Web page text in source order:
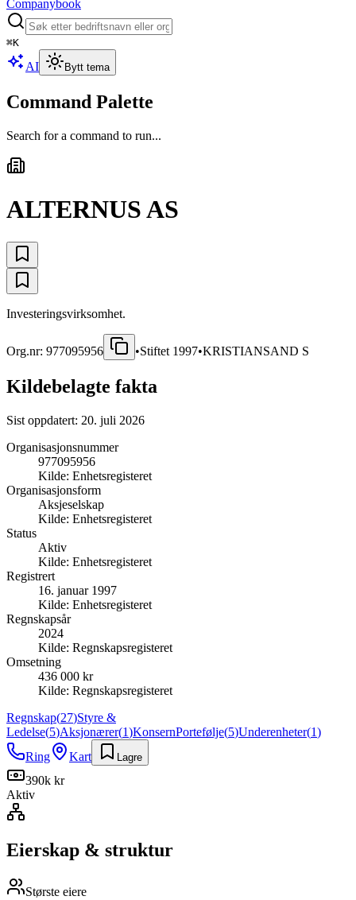
Companybook
⌘K
AI Bytt tema
Command Palette
Search for a command to run...
ALTERNUS AS
Investeringsvirksomhet.
Org.nr: 977095956 •Stiftet 1997•KRISTIANSAND S
Kildebelagte fakta
Sist oppdatert: 20. juli 2026
Organisasjonsnummer
977095956
Kilde: Enhetsregisteret
Organisasjonsform
Aksjeselskap
Kilde: Enhetsregisteret
Status
Aktiv
Kilde: Enhetsregisteret
Registrert
16. januar 1997
Kilde: Enhetsregisteret
Regnskapsår
2024
Kilde: Regnskapsregisteret
Omsetning
436 000 kr
Kilde: Regnskapsregisteret
Regnskap(27)Styre &
Ledelse(5)Aksjonærer(1)KonsernPortefølje(5)Underenheter(1)
Ring
Kart Lagre
390k kr
Aktiv
Eierskap & struktur
Største eiere